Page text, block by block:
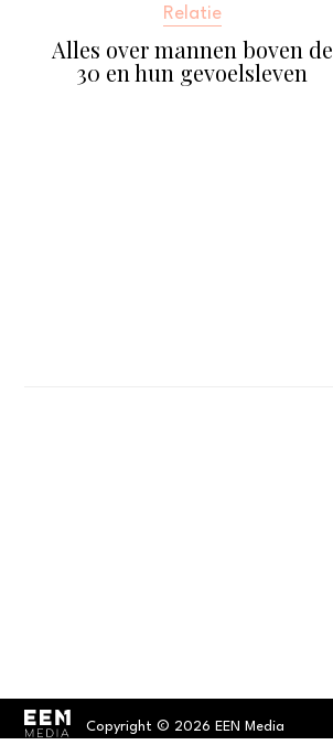
Relatie
Alles over mannen boven de
30 en hun gevoelsleven
Copyright © 2026 EEN Media